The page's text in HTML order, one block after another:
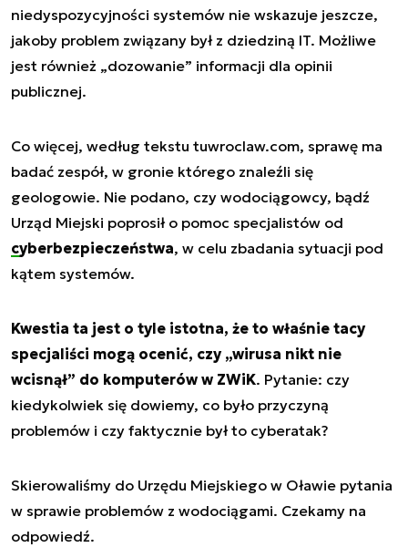
niedyspozycyjności systemów nie wskazuje jeszcze,
jakoby problem związany był z dziedziną IT. Możliwe
jest również „dozowanie” informacji dla opinii
publicznej.
Co więcej, według tekstu tuwroclaw.com, sprawę ma
badać zespół, w gronie którego znaleźli się
geologowie. Nie podano, czy wodociągowcy, bądź
Urząd Miejski poprosił o pomoc specjalistów od
cyberbezpieczeństwa, w celu zbadania sytuacji pod
kątem systemów.
Kwestia ta jest o tyle istotna, że to właśnie tacy
specjaliści mogą ocenić, czy „wirusa nikt nie
wcisnął” do komputerów w ZWiK. Pytanie: czy
kiedykolwiek się dowiemy, co było przyczyną
problemów i czy faktycznie był to cyberatak?
Skierowaliśmy do Urzędu Miejskiego w Oławie pytania
w sprawie problemów z wodociągami. Czekamy na
odpowiedź.